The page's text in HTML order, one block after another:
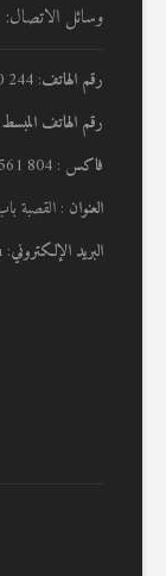
وسائل الاتصال:
رقم الهاتف: 244 560 71 (00216)
رقم الهاتف المبسط
فاكس : 804 561 71 (00216)
العنوان : القصبة باب
البريد الإلكتروني: defcab@defense.tn